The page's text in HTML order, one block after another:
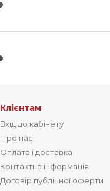
Клієнтам
Вхід до кабінету
Про нас
Оплата і доставка
Контактна інформація
Договір публічної оферти